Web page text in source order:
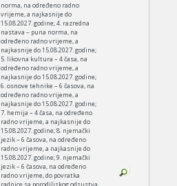
norma, na određeno radno
vrijeme, a najkasnije do
15.08.2027. godine; 4. razredna
nastava – puna norma, na
određeno radno vrijeme, a
najkasnije do 15.08.2027. godine;
5. likovna kultura – 4 časa, na
određeno radno vrijeme, a
najkasnije do 15.08.2027. godine;
6. osnove tehnike – 6 časova, na
određeno radno vrijeme, a
najkasnije do 15.08.2027. godine;
7. hemija – 4 časa, na određeno
radno vrijeme, a najkasnije do
15.08.2027. godine; 8. njemački
jezik – 6 časova, na određeno
radno vrijeme, a najkasnije do
15.08.2027. godine; 9. njemački
jezik – 6 časova, na određeno
radno vrijeme, do povratka
radnice sa porodiljskog odsustva,